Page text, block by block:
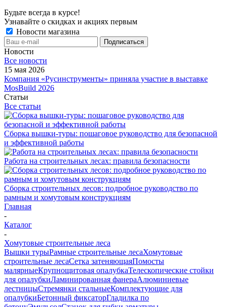
Будьте всегда в курсе!
Узнавайте о скидках и акциях первым
Новости магазина
Новости
Все новости
15 мая 2026
Компания «Русинструменты» приняла участие в выставке
MosBuild 2026
Статьи
Все статьи
Сборка вышки-туры: пошаговое руководство для безопасной
и эффективной работы
Работа на строительных лесах: правила безопасности
Сборка строительных лесов: подробное руководство по
рамным и хомутовым конструкциям
Главная
-
Каталог
-
Хомутовые строительные леса
Вышки турыРамные строительные лесаХомутовые
строительные лесаСетка затеняющаяПомосты
малярныеКрупнощитовая опалубкаТелескопические стойки
для опалубкиЛаминированная фанераАлюминиевые
лестницыСтремянки стальныеКомплектующие для
опалубкиБетонный фиксаторГладилка по